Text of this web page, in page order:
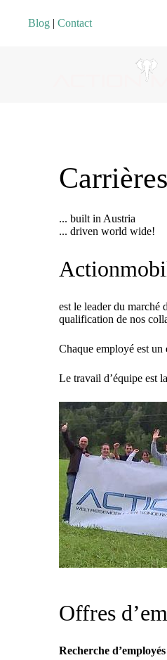
Blog | Contact
Carrières
... built in Austria
... driven world wide!
est le leader du marché
qualification de nos
Chaque employé est un
Le travail d’équipe est
Offres
Recherche d’employés